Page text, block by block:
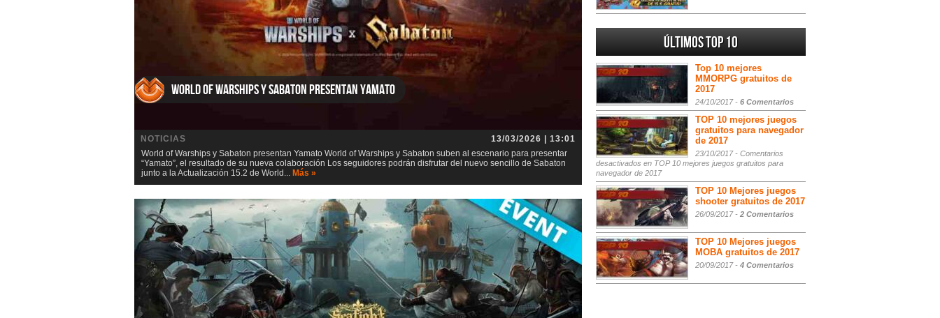
World of Warships y Sabaton presentan Yamato
NOTICIAS
13/03/2026 | 13:01
World of Warships y Sabaton presentan Yamato World of Warships y Sabaton suben al escenario para presentar
“Yamato”, el resultado de su nueva colaboración Los seguidores podrán disfrutar del nuevo sencillo de Sabaton
junto a la Actualización 15.2 de World... Más »
Últimos Top 10
Top 10 mejores
MMORPG gratuitos de
2017
24/10/2017 - 6 Comentarios
TOP 10 mejores juegos
gratuitos para navegador
de 2017
23/10/2017 - Comentarios
desactivados en TOP 10 mejores juegos gratuitos para
navegador de 2017
TOP 10 Mejores juegos
shooter gratuitos de 2017
26/09/2017 - 2 Comentarios
TOP 10 Mejores juegos
MOBA gratuitos de 2017
20/09/2017 - 4 Comentarios